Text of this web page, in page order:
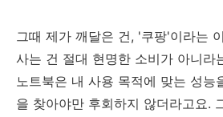
그때 제가 깨달은 건, '쿠팡'이라는
사는 건 절대 현명한 소비가 아니라
노트북은 내 사용 목적에 맞는 성능
을 찾아야만 후회하지 않더라고요.